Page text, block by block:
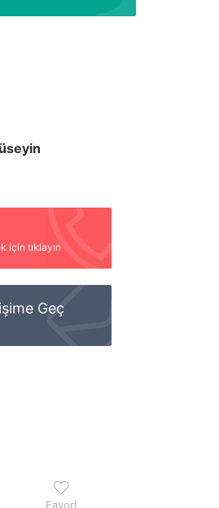
için tıklayın
Geç
Favori